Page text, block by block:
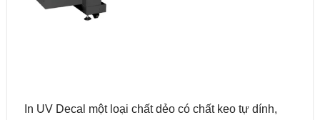
In UV Decal một loại chất dẻo có chất keo tự dính,